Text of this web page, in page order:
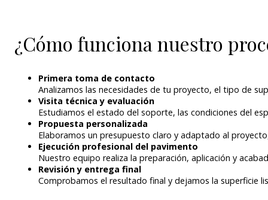
¿Cómo funciona nuestro
Primera toma de contacto
Analizamos las necesidades de tu proyecto, el tipo de
Visita técnica y evaluación
Estudiamos el estado del soporte, las condiciones del
Propuesta personalizada
Elaboramos un presupuesto claro y adaptado al
Ejecución profesional del pavimento
Nuestro equipo realiza la preparación, aplicación y
Revisión y entrega final
Comprobamos el resultado final y dejamos la superficie